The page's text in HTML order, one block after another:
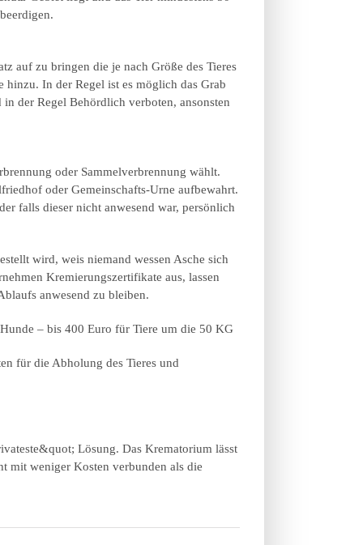
auf zu bringen die je nach Größe des Tieres
In der Regel ist es möglich das Grab
der Regel Behördlich verboten, ansonsten
oder Sammelverbrennung wählt.
oder Gemeinschafts-Urne aufbewahrt.
falls dieser nicht anwesend war, persönlich
wird, weis niemand wessen Asche sich
Kremierungszertifikate aus, lassen
anwesend zu bleiben.
– bis 400 Euro für Tiere um die 50 KG
für die Abholung des Tieres und
Lösung. Das Krematorium lässt
mit weniger Kosten verbunden als die